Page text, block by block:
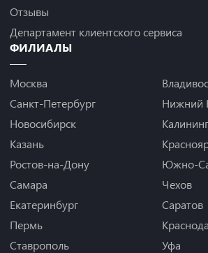
Отзывы
Департамент клиентского сервиса
ФИЛИАЛЫ
Москва
Санкт-Петербург
Новосибирск
Казань
Ростов-на-Дону
Самара
Екатеринбург
Пермь
Ставрополь
Нижний
Южно-
Чехов
Саратов
Уфа